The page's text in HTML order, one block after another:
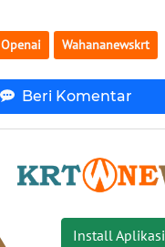
Openai Wahananewskrt
Beri Komentar
Install Aplikasi